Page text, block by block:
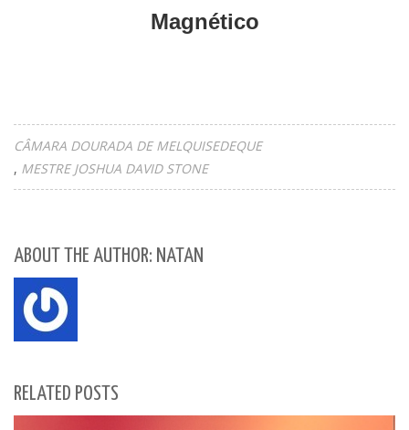
Magnético
CÂMARA DOURADA DE MELQUISEDEQUE
MESTRE JOSHUA DAVID STONE
ABOUT THE AUTHOR: NATAN
RELATED POSTS